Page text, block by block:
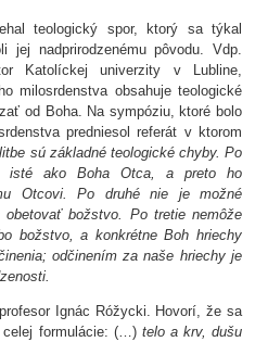
teologický spor, ktorý sa týkal
jej nadprirodzenému pôvodu. Vdp.
Katolíckej univerzity v Lubline,
milosrdenstva obsahuje teologické
od Boha. Na sympóziu, ktoré bolo
predniesol referát v ktorom
sú základné teologické chyby. Po
isté ako Boha Otca, a preto ho
Otcovi. Po druhé nie je možné
božstvo. Po tretie nemôže
božstvo, a konkrétne Boh hriechy
odčinením za naše hriechy je
Ignác Róžycki. Hovorí, že sa
celej formulácie: (…) telo a krv, dušu